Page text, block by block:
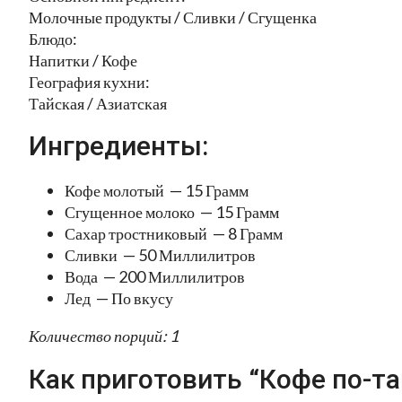
Молочные продукты / Сливки / Сгущенка
Блюдо:
Напитки / Кофе
География кухни:
Тайская / Азиатская
Ингредиенты:
Кофе молотый — 15 Грамм
Сгущенное молоко — 15 Грамм
Сахар тростниковый — 8 Грамм
Сливки — 50 Миллилитров
Вода — 200 Миллилитров
Лед — По вкусу
Количество порций: 1
Как приготовить “Кофе по-